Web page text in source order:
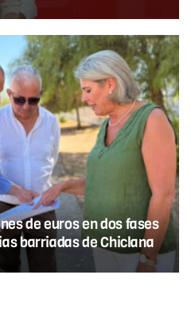
de euros en dos fases
barriadas de Chiclana